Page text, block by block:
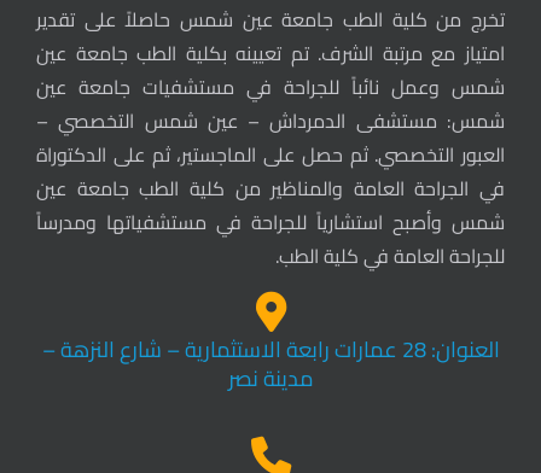
تخرج من كلية الطب جامعة عين شمس حاصلاً على تقدير
امتياز مع مرتبة الشرف. تم تعيينه بكلية الطب جامعة عين
شمس وعمل نائباً للجراحة في مستشفيات جامعة عين
شمس: مستشفى الدمرداش – عين شمس التخصصي –
العبور التخصصي. ثم حصل على الماجستير، ثم على الدكتوراة
في الجراحة العامة والمناظير من كلية الطب جامعة عين
شمس وأصبح استشارياً للجراحة في مستشفياتها ومدرساً
للجراحة العامة في كلية الطب.
العنوان: 28 عمارات رابعة الاستثمارية – شارع النزهة –
مدينة نصر